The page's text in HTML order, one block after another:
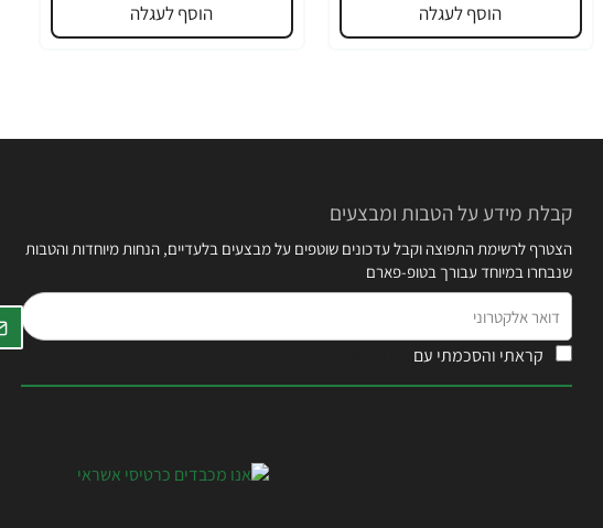
הוסף לעגלה הוסף לעגלה
קבלת מידע על הטבות ומבצעים
הצטרף לרשימת התפוצה וקבל עדכונים שוטפים על מבצעים בלעדיים, הנחות מיוחדות והטבות
שנבחרו במיוחד עבורך בטופ-פארם
אלקטרוני
קראתי והסכמתי עם